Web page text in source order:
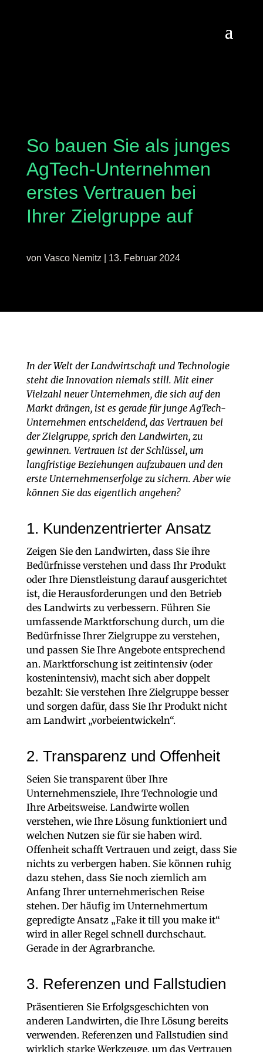
So bauen Sie als junges
AgTech-Unternehmen
erstes Vertrauen bei
Ihrer Zielgruppe auf
von Vasco Nemitz 13. Februar 2024
In der Welt der Landwirtschaft und Technologie
steht die Innovation niemals still. Mit einer
Vielzahl neuer Unternehmen, die sich auf den
Markt drängen, ist es gerade für junge AgTech-
Unternehmen entscheidend, das Vertrauen bei
der Zielgruppe, sprich den Landwirten, zu
gewinnen. Vertrauen ist der Schlüssel, um
langfristige Beziehungen aufzubauen und den
erste Unternehmenserfolge zu sichern. Aber wie
können Sie das eigentlich angehen?
1. Kundenzentrierter Ansatz
Zeigen Sie den Landwirten, dass Sie ihre
Bedürfnisse verstehen und dass Ihr Produkt
oder Ihre Dienstleistung darauf ausgerichtet
ist, die Herausforderungen und den Betrieb
des Landwirts zu verbessern. Führen Sie
umfassende Marktforschung durch, um die
Bedürfnisse Ihrer Zielgruppe zu verstehen,
und passen Sie Ihre Angebote entsprechend
an. Marktforschung ist zeitintensiv (oder
kostenintensiv), macht sich aber doppelt
bezahlt: Sie verstehen Ihre Zielgruppe besser
und sorgen dafür, dass Sie Ihr Produkt nicht
am Landwirt „vorbeientwickeln“.
2. Transparenz und Offenheit
Seien Sie transparent über Ihre
Unternehmensziele, Ihre Technologie und
Ihre Arbeitsweise. Landwirte wollen
verstehen, wie Ihre Lösung funktioniert und
welchen Nutzen sie für sie haben wird.
Offenheit schafft Vertrauen und zeigt, dass Sie
nichts zu verbergen haben. Sie können ruhig
dazu stehen, dass Sie noch ziemlich am
Anfang Ihrer unternehmerischen Reise
stehen. Der häufig im Unternehmertum
gepredigte Ansatz „Fake it till you make it“
wird in aller Regel schnell durchschaut.
Gerade in der Agrarbranche.
3. Referenzen und Fallstudien
Präsentieren Sie Erfolgsgeschichten von
anderen Landwirten, die Ihre Lösung bereits
verwenden. Referenzen und Fallstudien sind
wirklich starke Werkzeuge, um das Vertrauen